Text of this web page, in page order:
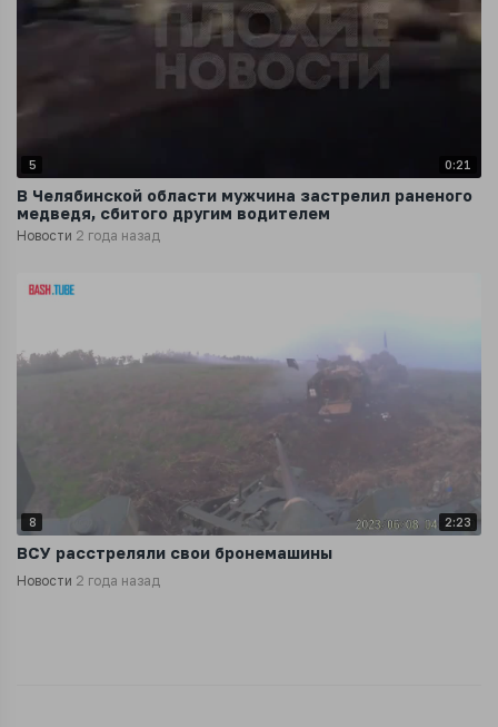
5 0:21
В Челябинской области мужчина застрелил раненого
медведя, сбитого другим водителем
Новости 2 года назад
8 2:23
ВСУ расстреляли свои бронемашины
Новости 2 года назад